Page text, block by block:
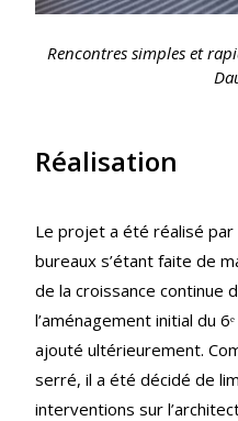
Rencontres simples et
Réalisation
Le projet a été réalisé
bureaux s’étant faite de
de la croissance continue
l’aménagement initial du
ajouté ultérieurement.
serré, il a été décidé de
interventions sur